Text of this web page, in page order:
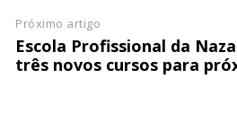
Próximo artigo
Escola Profissional da
três novos cursos para